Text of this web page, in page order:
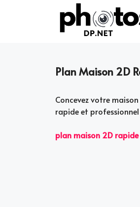
Plan Maison 2D
Concevez votre
rapide et
plan maison 2D rapide